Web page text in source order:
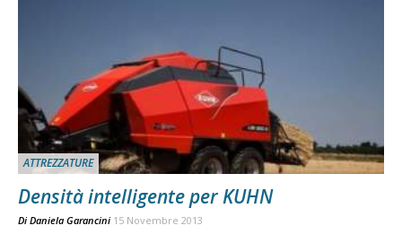
ATTREZZATURE
Densità intelligente per KUHN
Di Daniela Garancini 15 Novembre 2013